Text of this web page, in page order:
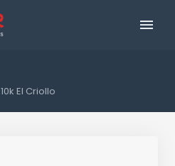
10k El Criollo